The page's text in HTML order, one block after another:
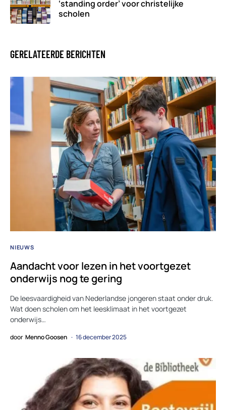
‘standing order’ voor christelijke
scholen
GERELATEERDE BERICHTEN
NIEUWS
Aandacht voor lezen in het voortgezet
onderwijs nog te gering
De leesvaardigheid van Nederlandse jongeren staat onder druk.
Wat doen scholen om het leesklimaat in het voortgezet
onderwijs…
door Menno Goosen 16 december 2025